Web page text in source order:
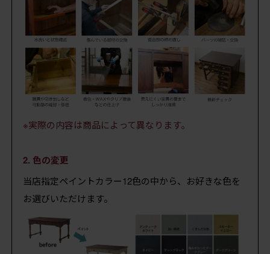
※実際の内容は商品によって異なります。
2. 色の変更
当店指定ペイントカラー12色の中から、お好きな色を
お選びいただけます。